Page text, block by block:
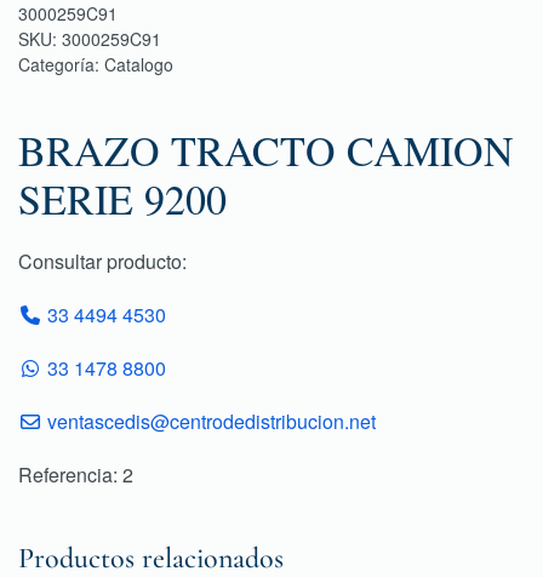
3000259C91
SKU: 3000259C91
Categoría: Catalogo
BRAZO TRACTO CAMION
SERIE 9200
Consultar producto:
33 4494 4530
33 1478 8800
ventascedis@centrodedistribucion.net
Referencia: 2
Productos relacionados